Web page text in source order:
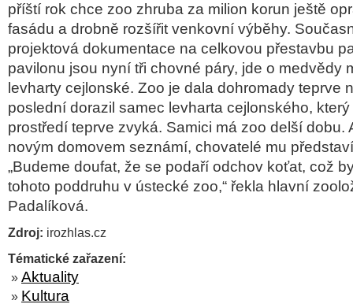
příští rok chce zoo zhruba za milion korun ještě
fasádu a drobně rozšířit venkovní výběhy.
projektová dokumentace na celkovou přestavbu
pavilonu jsou nyní tři chovné páry, jde o medvědy
levharty cejlonské. Zoo je dala dohromady teprve
poslední dorazil samec levharta cejlonského,
prostředí teprve zvyká. Samici má zoo delší dobu.
novým domovem seznámí, chovatelé mu
„Budeme doufat, že se podaří odchov koťat, což
tohoto poddruhu v ústecké zoo,“ řekla hlavní
Padalíková.
Zdroj: irozhlas.cz
Tématické zařazení:
» Aktuality
» Kultura